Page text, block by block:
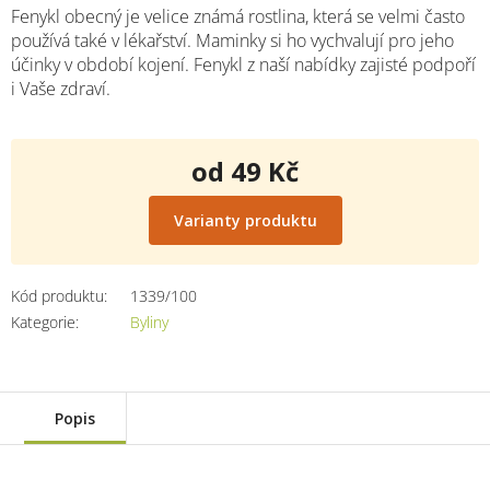
Fenykl obecný je velice známá rostlina, která se velmi často
používá také v lékařství. Maminky si ho vychvalují pro jeho
účinky v období kojení. Fenykl z naší nabídky zajisté podpoří
i Vaše zdraví.
Kód produktu:
1339/100
Kategorie: Byliny
od 49 Kč
Měrná
cena:
Varianty produktu
Popis